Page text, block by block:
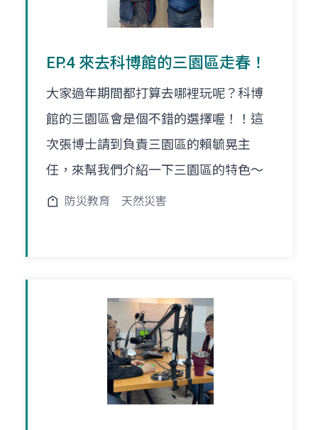
EP.4 來去科博館的三園區走春！
大家過年期間都打算去哪裡玩呢？科博
館的三園區會是個不錯的選擇喔！！這
次張博士請到負責三園區的賴毓晃主
任，來幫我們介紹一下三園區的特色～
防災教育 天然災害